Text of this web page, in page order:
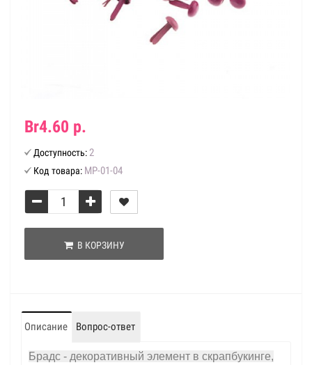
Br4.60 р.
Доступность: 2
Код товара: МР-01-04
В КОРЗИНУ
Описание Вопрос-ответ
Брадс - декоративный элемент в скрапбукинге,